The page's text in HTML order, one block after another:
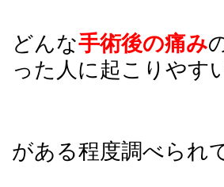
どんな手術後の痛み
った人に起こりやす
がある程度調べられ